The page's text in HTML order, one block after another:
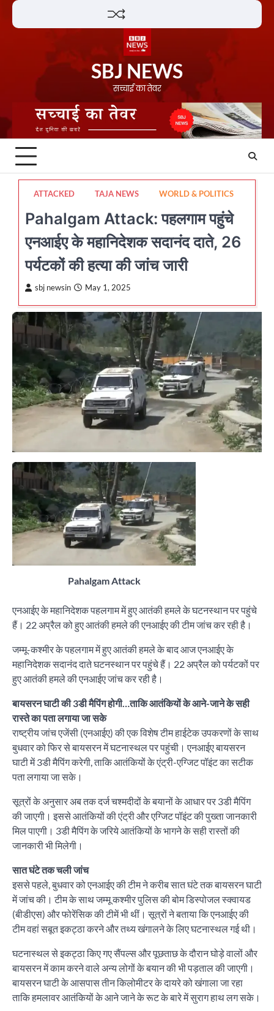
Skip
SBJ NEWS
सच्चाई का तेवर
ATTACKED TAJA NEWS WORLD & POLITICS
Pahalgam Attack: पहलगाम पहुंचे
एनआईए के महानिदेशक सदानंद दाते, 26
पर्यटकों की हत्या की जांच जारी
sbj newsin May 1, 2025
Pahalgam Attack
एनआईए के महानिदेशक पहलगाम में हुए आतंकी हमले के घटनस्थान पर पहुंचे
हैं। 22 अप्रैल को हुए आतंकी हमले की एनआईए की टीम जांच कर रही है।
जम्मू-कश्मीर के पहलगाम में हुए आतंकी हमले के बाद आज एनआईए के
महानिदेशक सदानंद दाते घटनस्थान पर पहुंचे हैं। 22 अप्रैल को पर्यटकों पर
हुए आतंकी हमले की एनआईए जांच कर रही है।
बायसरन घाटी की 3डी मैपिंग होगी…ताकि आतंकियों के आने-जाने के सही
रास्ते का पता लगाया जा सके
राष्ट्रीय जांच एजेंसी (एनआईए) की एक विशेष टीम हाईटेक उपकरणों के साथ
बुधवार को फिर से बायसरन में घटनास्थल पर पहुंची। एनआईए बायसरन
घाटी में 3डी मैपिंग करेगी, ताकि आतंकियों के एंट्री-एग्जिट पॉइंट का सटीक
पता लगाया जा सके।
सूत्रों के अनुसार अब तक दर्ज चश्मदीदों के बयानों के आधार पर 3डी मैपिंग
की जाएगी। इससे आतंकियों की एंट्री और एग्जिट पॉइंट की पुख्ता जानकारी
मिल पाएगी। 3डी मैपिंग के जरिये आतंकियों के भागने के सही रास्तों की
जानकारी भी मिलेगी।
सात घंटे तक चली जांच
इससे पहले, बुधवार को एनआईए की टीम ने करीब सात घंटे तक बायसरन घाटी
में जांच की। टीम के साथ जम्मू कश्मीर पुलिस की बोम डिस्पोजल स्क्वायड
(बीडीएस) और फोरेंसिक की टीमें भी थीं। सूत्रों ने बताया कि एनआईए की
टीम वहां सबूत इकट्ठा करने और तथ्य खंगालने के लिए घटनास्थल गई थी।
घटनास्थल से इकट्ठा किए गए सैंपल्स और पूछताछ के दौरान घोड़े वालों और
बायसरन में काम करने वाले अन्य लोगों के बयान की भी पड़ताल की जाएगी।
बायसरन घाटी के आसपास तीन किलोमीटर के दायरे को खंगाला जा रहा
ताकि हमलावर आतंकियों के आने जाने के रूट के बारे में सुराग हाथ लग सके।